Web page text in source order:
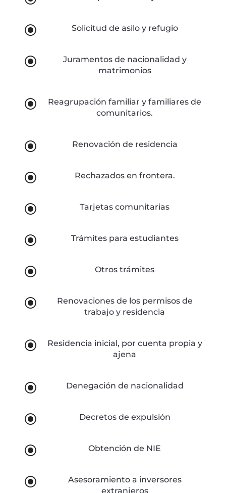
\ Solicitud de asilo y refugio
\
Juramentos de nacionalidad y
matrimonios
\
Reagrupación familiar y familiares de
comunitarios.
\ Renovación de residencia
\ Rechazados en frontera.
\ Tarjetas comunitarias
\ Trámites para estudiantes
\ Otros trámites
\
Renovaciones de los permisos de
trabajo y residencia
\
Residencia inicial, por cuenta propia y
ajena
\ Denegación de nacionalidad
\ Decretos de expulsión
\ Obtención de NIE
\
Asesoramiento a inversores
extranjeros